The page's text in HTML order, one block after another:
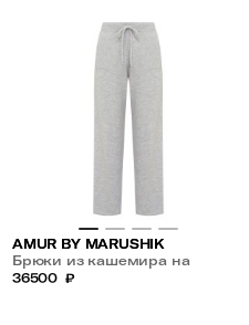
AMUR BY MARUSHIK
Брюки из кашемира на
кулиске
36500 ₽